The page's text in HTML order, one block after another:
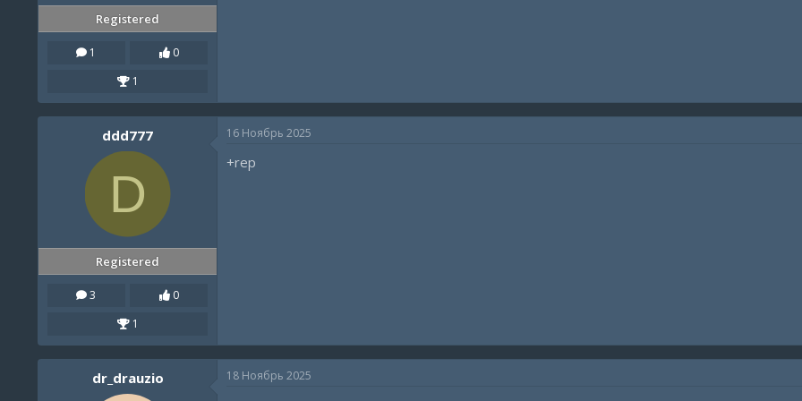
Registered
1
0
1
ddd777
D
Registered
3
0
1
16 Ноябрь 2025
+rep
dr_drauzio 18 Ноябрь 2025